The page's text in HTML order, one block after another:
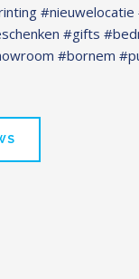
#gifts
#bornem